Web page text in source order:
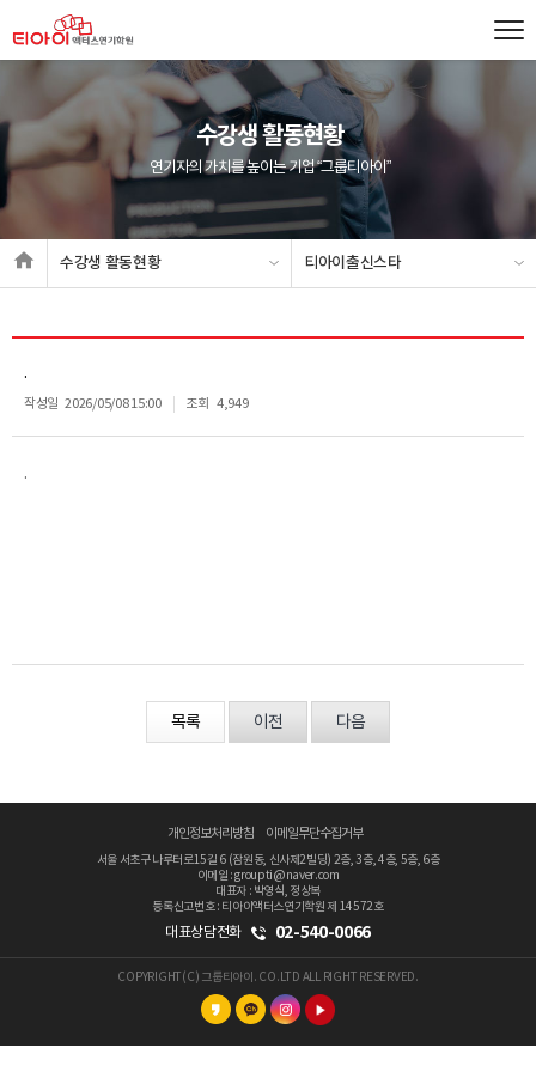
수강생 활동현황
연기자의 가치를 높이는 기업 “그룹티아이”
수강생 활동현황 티아이출신스타
.
작성일 2026/05/08 15:00 조회 4,949
.
목록 이전 다음
개인정보처리방침 이메일무단수집거부
서울 서초구 나루터로15길 6 (잠원동, 신사제2빌딩) 2층, 3층, 4층, 5층, 6층
이메일 : groupti@naver.com
대표자 : 박영식, 정상복
등록신고번호 : 티아이액터스연기학원 제 14572호
대표상담전화 02-540-0066
COPYRIGHT(C) 그룹티아이. CO.LTD ALL RIGHT RESERVED.